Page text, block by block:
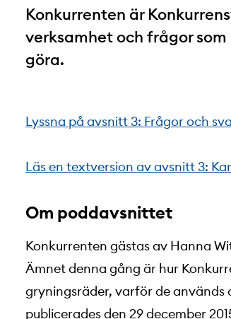
Konkurrenten är
verksamhet och frågor
göra.
Lyssna på avsnitt 3: Frågor och
Läs en textversion av avsnitt 3:
Om poddavsnittet
Konkurrenten gästas av Hanna
Ämnet denna gång är hur
gryningsräder, varför de används
publicerades den 29 december